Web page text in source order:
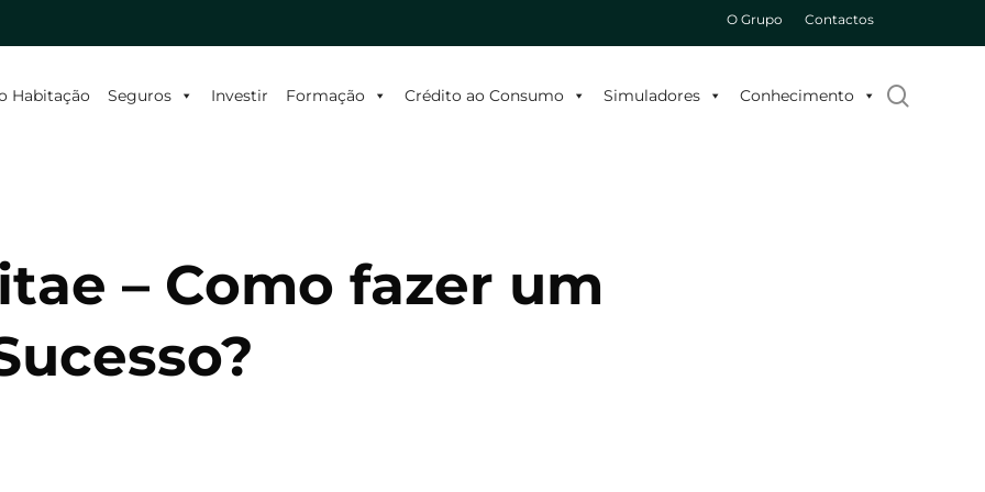
O Grupo Contactos
Habitação Seguros Investir Formação Crédito ao Consumo Simuladores Conhecimento
– Como fazer um